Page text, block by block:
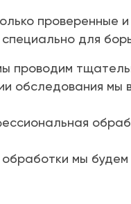
для
проводим
обследования
мы будем